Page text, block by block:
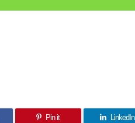
Pin it LinkedIn